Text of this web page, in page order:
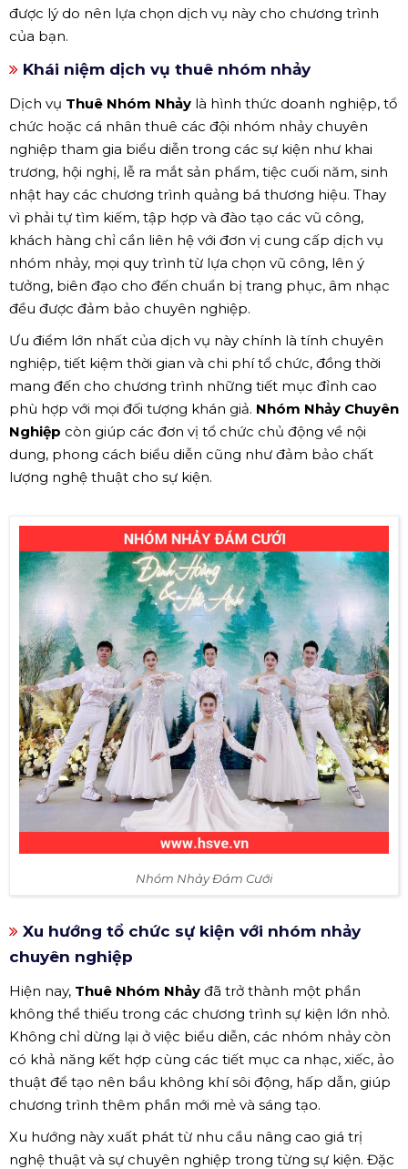
được lý do nên lựa chọn dịch vụ này cho chương trình
của bạn.
Khái niệm dịch vụ thuê nhóm nhảy
Dịch vụ Thuê Nhóm Nhảy là hình thức doanh nghiệp, tổ
chức hoặc cá nhân thuê các đội nhóm nhảy chuyên
nghiệp tham gia biểu diễn trong các sự kiện như khai
trương, hội nghị, lễ ra mắt sản phẩm, tiệc cuối năm, sinh
nhật hay các chương trình quảng bá thương hiệu. Thay
vì phải tự tìm kiếm, tập hợp và đào tạo các vũ công,
khách hàng chỉ cần liên hệ với đơn vị cung cấp dịch vụ
nhóm nhảy, mọi quy trình từ lựa chọn vũ công, lên ý
tưởng, biên đạo cho đến chuẩn bị trang phục, âm nhạc
đều được đảm bảo chuyên nghiệp.
Ưu điểm lớn nhất của dịch vụ này chính là tính chuyên
nghiệp, tiết kiệm thời gian và chi phí tổ chức, đồng thời
mang đến cho chương trình những tiết mục đỉnh cao
phù hợp với mọi đối tượng khán giả. Nhóm Nhảy Chuyên
Nghiệp còn giúp các đơn vị tổ chức chủ động về nội
dung, phong cách biểu diễn cũng như đảm bảo chất
lượng nghệ thuật cho sự kiện.
Nhóm Nhảy Đám Cưới
Xu hướng tổ chức sự kiện với nhóm nhảy
chuyên nghiệp
Hiện nay, Thuê Nhóm Nhảy đã trở thành một phần
không thể thiếu trong các chương trình sự kiện lớn nhỏ.
Không chỉ dừng lại ở việc biểu diễn, các nhóm nhảy còn
có khả năng kết hợp cùng các tiết mục ca nhạc, xiếc, ảo
thuật để tạo nên bầu không khí sôi động, hấp dẫn, giúp
chương trình thêm phần mới mẻ và sáng tạo.
Xu hướng này xuất phát từ nhu cầu nâng cao giá trị
nghệ thuật và sự chuyên nghiệp trong từng sự kiện. Đặc